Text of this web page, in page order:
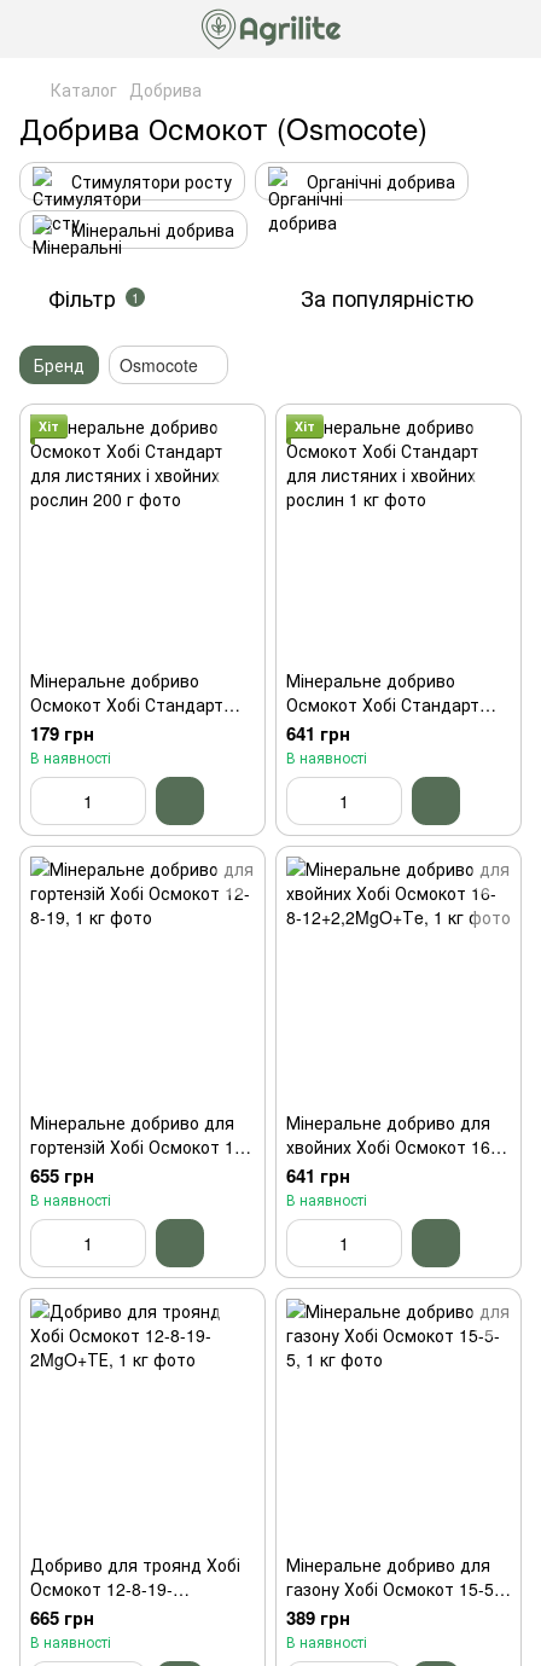
Каталог Добрива
Добрива Осмокот (Osmocote)
Стимулятори росту
Органічні добрива
Мінеральні добрива
Фільтр 1 За популярністю
Бренд Osmocote
Хіт
Мінеральне добриво
Осмокот Хобі Стандарт
для листяних і хвойних
рослин 200 г
179 грн
В наявності
Хіт
Мінеральне добриво
Осмокот Хобі Стандарт
для листяних і хвойних
рослин 1 кг
641 грн
В наявності
Мінеральне добриво для
гортензій Хобі Осмокот 12-
8-19, 1 кг
655 грн
В наявності
Мінеральне добриво для
хвойних Хобі Осмокот 16-
8-12+2,2MgO+Тe, 1 кг
641 грн
В наявності
Добриво для троянд Хобі
Осмокот 12-8-19-
2MgO+ТЕ, 1 кг
665 грн
В наявності
Мінеральне добриво для
газону Хобі Осмокот 15-5-
5, 1 кг
389 грн
В наявності